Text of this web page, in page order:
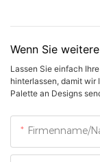
Wenn Sie
Lassen Sie einfach
hinterlassen, damit wir
Palette an Designs
Firmenname/